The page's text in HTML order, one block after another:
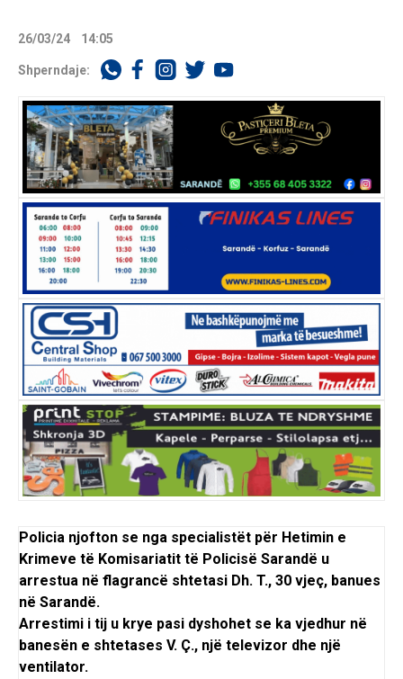
26/03/24 14:05
Shperndaje:
Policia njofton se nga specialistët për Hetimin e
Krimeve të Komisariatit të Policisë Sarandë u
arrestua në flagrancë shtetasi Dh. T., 30 vjeç, banues
në Sarandë.
Arrestimi i tij u krye pasi dyshohet se ka vjedhur në
banesën e shtetases V. Ç., një televizor dhe një
ventilator.